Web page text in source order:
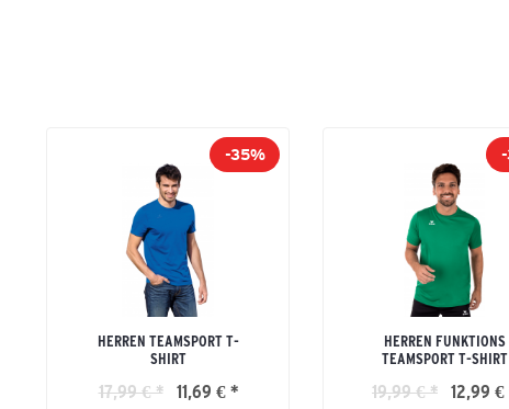
-35%
HERREN TEAMSPORT T-
SHIRT
17,99 € * 11,69 € *
HERREN FUNKTIONS
TEAMSPORT T-SHIRT
19,99 € * 12,99 €